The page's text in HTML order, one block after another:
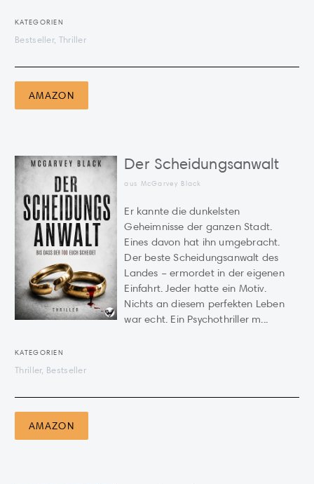
KATEGORIEN
Bestseller, Thriller
AMAZON
Der Scheidungsanwalt
aus McGarvey Black
Er kannte die dunkelsten
Geheimnisse der ganzen Stadt.
Eines davon hat ihn umgebracht.
Der beste Scheidungsanwalt des
Landes – ermordet in der eigenen
Einfahrt. Jeder hatte ein Motiv.
Nichts an diesem perfekten Leben
war echt. Ein Psychothriller m...
KATEGORIEN
Thriller, Bestseller
AMAZON